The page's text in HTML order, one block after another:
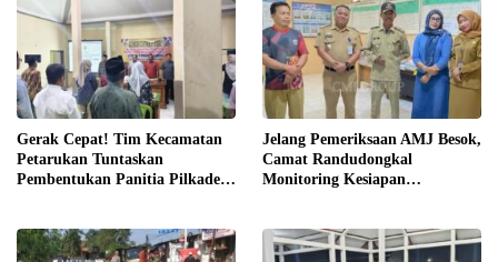
Gerak Cepat! Tim Kecamatan
Petarukan Tuntaskan
Pembentukan Panitia Pilkades
Jelang Pemeriksaan AMJ Besok,
Camat Randudongkal
Monitoring Kesiapan